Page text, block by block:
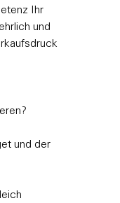
Ihr
und
und der